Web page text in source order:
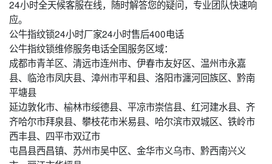
24小时全天候客服在线，随时解答您的疑问，专业团队快速响
应。
公牛指纹锁24小时厂家24小时售后400电话
公牛指纹锁维修服务电话全国服务区域：
成都市青羊区、清远市连州市、伊春市友好区、温州市永嘉
县、临沧市凤庆县、漳州市平和县、洛阳市瀍河回族区、黔南
平塘县
延边敦化市、榆林市绥德县、平凉市崇信县、红河建水县、齐
齐哈尔市拜泉县、攀枝花市米易县、哈尔滨市双城区、铁岭市
西丰县、四平市双辽市
屯昌县西昌镇、苏州市吴中区、金华市义乌市、黔西南兴义